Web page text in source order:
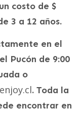
costo de $
3 a 12 años.
en el
Pucón de 9:00
o
. Toda la
encontrar en